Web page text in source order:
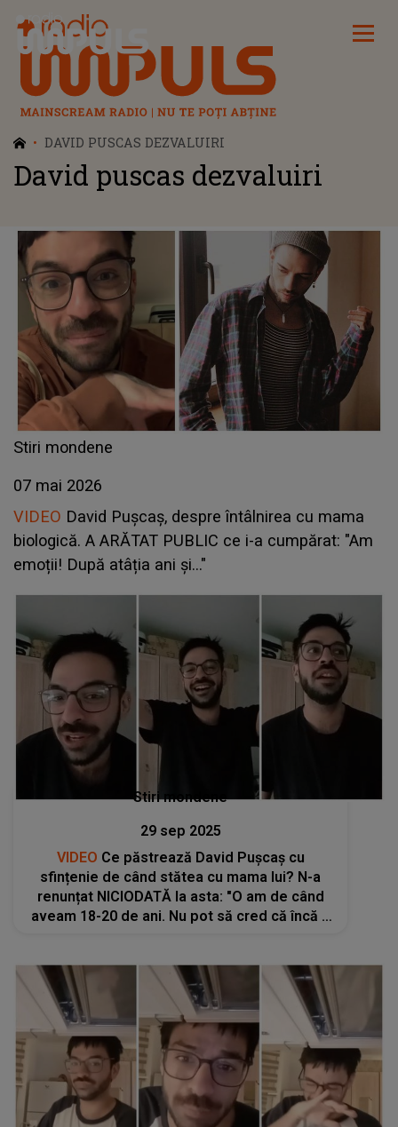
Radio Impuls
DAVID PUSCAS DEZVALUIRI
David puscas dezvaluiri
Stiri mondene
07 mai 2026
VIDEO David Pușcaș, despre întâlnirea cu mama
biologică. A ARĂTAT PUBLIC ce i-a cumpărat: "Am
emoții! După atâția ani și..."
Stiri mondene
29 sep 2025
VIDEO Ce păstrează David Pușcaș cu
sfințenie de când stătea cu mama lui? N-a
renunțat NICIODATĂ la asta: "O am de când
aveam 18-20 de ani. Nu pot să cred că încă o
e